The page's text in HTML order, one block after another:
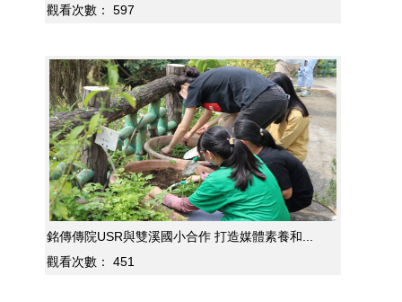
觀看次數：
597
銘傳傳院USR與雙溪國小合作 打造媒體素養和...
觀看次數：
451